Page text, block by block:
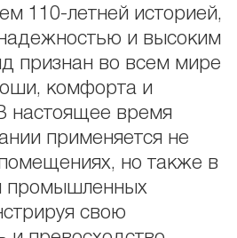
110-летней историей,
и высоким
признан во всем мире
комфорта и
настоящее время
применяется не
но также в
промышленных
свою